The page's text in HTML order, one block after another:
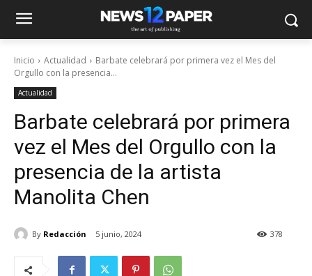
Inicio Actualidad
Barbate celebrará por primera vez el Mes del
Orgullo con la presencia...
Actualidad
Barbate celebrará por primera
vez el Mes del Orgullo con la
presencia de la artista
Manolita Chen
By Redacción 5 junio, 2024 378